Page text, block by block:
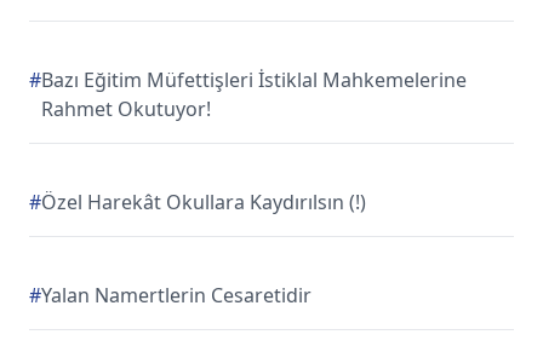
#Bazı Eğitim Müfettişleri İstiklal Mahkemelerine
Rahmet Okutuyor!
#Özel Harekât Okullara Kaydırılsın (!)
#Yalan Namertlerin Cesaretidir